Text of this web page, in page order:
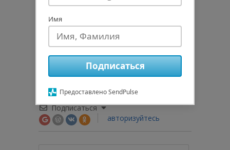
0
Подписаться
авторизуйтесь
Имя
Подписаться
Предоставлено SendPulse